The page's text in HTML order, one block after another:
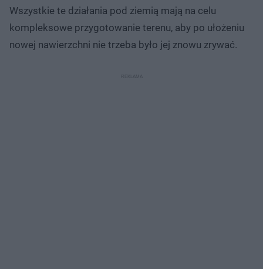
Wszystkie te działania pod ziemią mają na celu
kompleksowe przygotowanie terenu, aby po ułożeniu
nowej nawierzchni nie trzeba było jej znowu zrywać.